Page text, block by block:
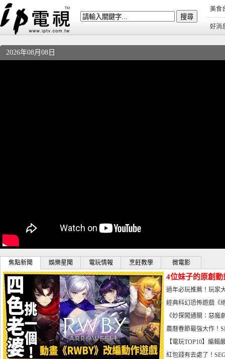
美食
好消
2026年08月08日
焦點新聞 娛樂星聞 電玩情報 烹飪教學 微電影
4位妹子的原創
曝光_電玩宅速配
過年必玩推薦！玩家
宅速配20230126
經典科幻恐怖遊戲《
懼體驗-電玩宅速配
《妙探闖通關：惡
到!!-電玩宅速配
農曆春節最強大作！
電玩宅速配20230123
【電玩TOP10】編
了，封面圖直接雷你
紅包錢有去處了！